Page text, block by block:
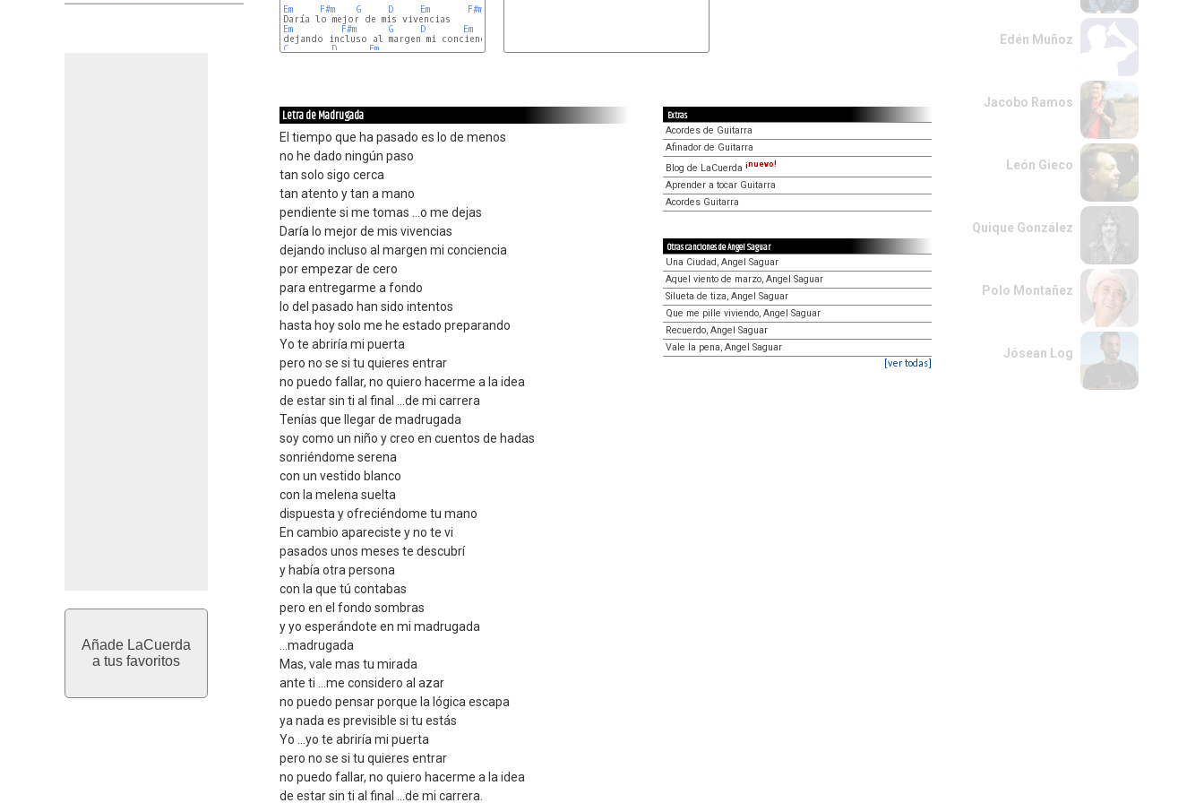
Añade LaCuerda
a tus favoritos
Em F#m G D Em F#m
Em
F#m G D Em
C
D
Em
Letra de Madrugada
El tiempo que ha pasado es lo de menos
no he dado ningún paso
tan solo sigo cerca
tan atento y tan a mano
pendiente si me tomas ...o me dejas
Daría lo mejor de mis vivencias
dejando incluso al margen mi conciencia
por empezar de cero
para entregarme a fondo
lo del pasado han sido intentos
hasta hoy solo me he estado preparando
Yo te abriría mi puerta
pero no se si tu quieres entrar
no puedo fallar, no quiero hacerme a la idea
de estar sin ti al final ...de mi carrera
Tenías que llegar de madrugada
soy como un niño y creo en cuentos de hadas
sonriéndome serena
con un vestido blanco
con la melena suelta
dispuesta y ofreciéndome tu mano
En cambio apareciste y no te vi
pasados unos meses te descubrí
y había otra persona
con la que tú contabas
pero en el fondo sombras
y yo esperándote en mi madrugada
...madrugada
Mas, vale mas tu mirada
ante ti ...me considero al azar
no puedo pensar porque la lógica escapa
ya nada es previsible si tu estás
Yo ...yo te abriría mi puerta
pero no se si tu quieres entrar
no puedo fallar, no quiero hacerme a la idea
de estar sin ti al final ...de mi carrera.
Extras
Acordes de Guitarra
Afinador de Guitarra
Blog de LaCuerda ¡nuevo!
Aprender a tocar Guitarra
Acordes Guitarra
Otras canciones de Angel Saguar
Una Ciudad, Angel Saguar
Aquel viento de marzo, Angel Saguar
Silueta de tiza, Angel Saguar
Que me pille viviendo, Angel Saguar
Recuerdo, Angel Saguar
Vale la pena, Angel Saguar
[ver todas]
Edén Muñoz
Jacobo Ramos
León Gieco
Quique González
Polo Montañez
Jósean Log